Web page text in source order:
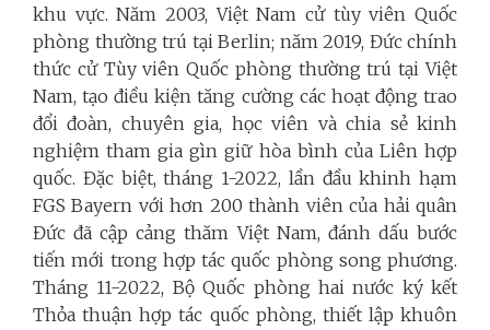
khu vực. Năm 2003, Việt Nam cử tùy viên Quốc
phòng thường trú tại Berlin; năm 2019, Đức chính
thức cử Tùy viên Quốc phòng thường trú tại Việt
Nam, tạo điều kiện tăng cường các hoạt động trao
đổi đoàn, chuyên gia, học viên và chia sẻ kinh
nghiệm tham gia gìn giữ hòa bình của Liên hợp
quốc. Đặc biệt, tháng 1-2022, lần đầu khinh hạm
FGS Bayern với hơn 200 thành viên của hải quân
Đức đã cập cảng thăm Việt Nam, đánh dấu bước
tiến mới trong hợp tác quốc phòng song phương.
Tháng 11-2022, Bộ Quốc phòng hai nước ký kết
Thỏa thuận hợp tác quốc phòng, thiết lập khuôn